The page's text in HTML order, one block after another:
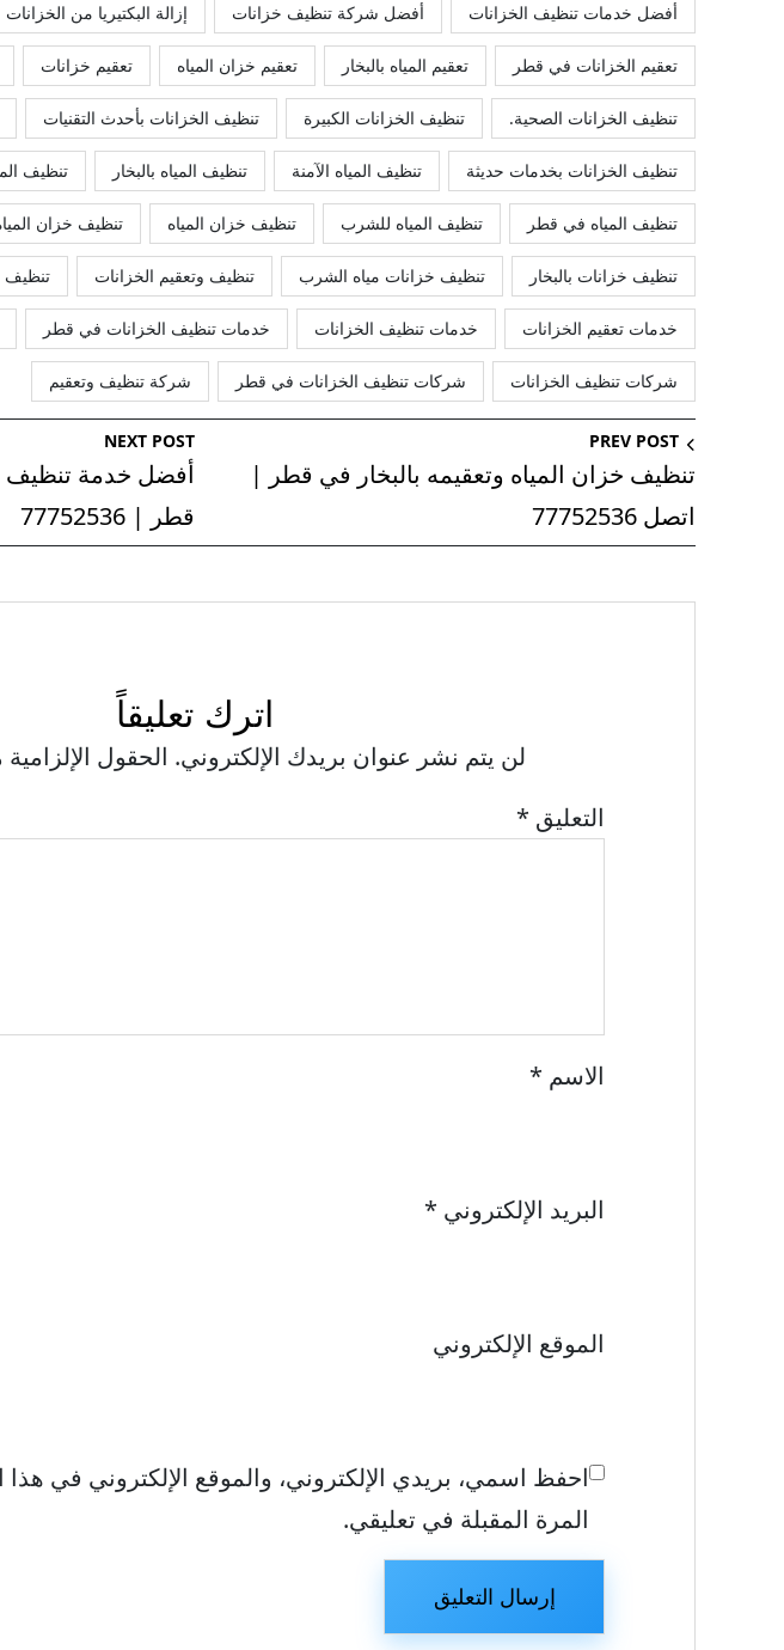
أفضل خدمات تنظيف الخزانات أفضل شركة تنظيف خزانات إزالة البكتيريا من الخزانات
تعقيم الخزانات في قطر تعقيم المياه بالبخار تعقيم خزان المياه تعقيم خزانات
تنظيف الخزانات الصحية. تنظيف الخزانات الكبيرة تنظيف الخزانات بأحدث التقنيات
تنظيف الخزانات بخدمات حديثة تنظيف المياه الآمنة تنظيف المياه بالبخار تنظيف
تنظيف المياه في قطر تنظيف المياه للشرب تنظيف خزان المياه تنظيف خزان المياه
تنظيف خزانات بالبخار تنظيف خزانات مياه الشرب تنظيف وتعقيم الخزانات تنظيف
خدمات تعقيم الخزانات خدمات تنظيف الخزانات خدمات تنظيف الخزانات في قطر
شركات تنظيف الخزانات شركات تنظيف الخزانات في قطر شركة تنظيف وتعقيم
PREV POST
تنظيف خزان المياه وتعقيمه بالبخار في قطر |
اتصل 77752536
NEXT POST
أفضل خدمة تنظيف
قطر | 77752536
اترك تعليقاً
لن يتم نشر عنوان بريدك الإلكتروني. الحقول الإلزامية
التعليق *
الاسم *
البريد الإلكتروني *
الموقع الإلكتروني
احفظ اسمي، بريدي الإلكتروني، والموقع الإلكتروني في هذا
المرة المقبلة في تعليقي.